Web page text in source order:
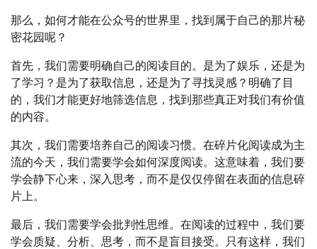
那么，如何才能在公众号的世界里，找到属于自己的那片秘
密花园呢？
首先，我们需要明确自己的阅读目的。是为了娱乐，还是为
了学习？是为了获取信息，还是为了寻找灵感？明确了目
的，我们才能更好地筛选信息，找到那些真正对我们有价值
的内容。
其次，我们需要培养自己的阅读习惯。在碎片化阅读成为主
流的今天，我们需要学会如何深度阅读。这意味着，我们要
学会静下心来，深入思考，而不是仅仅停留在表面的信息碎
片上。
最后，我们需要学会批判性思维。在阅读的过程中，我们要
学会质疑、分析、思考，而不是盲目接受。只有这样，我们